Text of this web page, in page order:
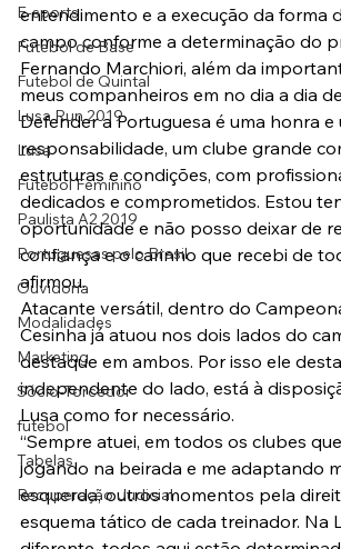
E-sports
Futebol de Base
Futebol de Quintal
Lusa Run 2019
Lusa
Futebol Feminino
Paulista A2 2019
Portuguesas pelo Brasil
Ouvidoria
Modalidades
Marketing
Sócio-Torcedor
futebol
Tabelas
Recuperação Judicial
entendimento e a execução da forma
campo conforme a determinação do
Fernando Marchiori, além da
meus companheiros em no dia a dia
Defender a Portuguesa é uma honra e
responsabilidade, um clube grande
estruturas e condições, com
dedicados e comprometidos. Estou
oportunidade e não posso deixar de
confiança e o carinho que recebi de
afirmou.
Atacante versátil, dentro do
Cesinha já atuou nos dois lados do
destaque em ambos. Por isso ele
independente do lado, está à
Lusa como for necessário.
“Sempre atuei, em todos os clubes
jogando na beirada e me adaptando
esquerda, outros momentos pela
esquema tático de cada treinador. Na